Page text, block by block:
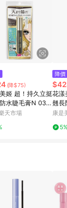
「單一商
)，以同一
購物的回
(降$75)
姬 超！持久立挺
水睫毛膏N 03灰
天市場
降價
花漾
翹長
黑棕
康是